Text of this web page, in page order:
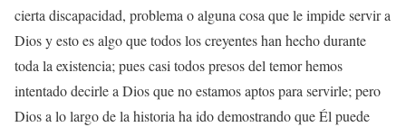
cierta discapacidad, problema o alguna cosa que le impide servir a
Dios y esto es algo que todos los creyentes han hecho durante
toda la existencia; pues casi todos presos del temor hemos
intentado decirle a Dios que no estamos aptos para servirle; pero
Dios a lo largo de la historia ha ido demostrando que Él puede